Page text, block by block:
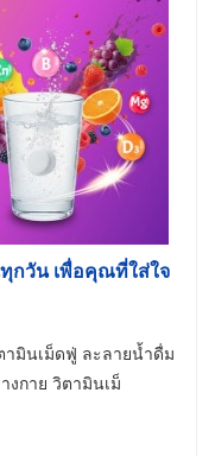
กวัน เพื่อคุณที่ใส่ใจ
มินเม็ดฟู่ ละลายน้ำดื่ม
งกาย วิตามินเม็